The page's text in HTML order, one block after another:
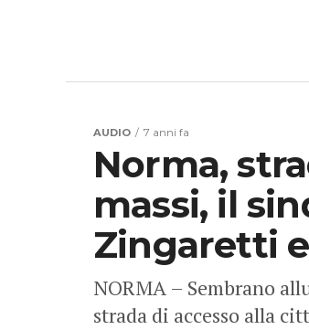
AUDIO 7 anni fa
Norma,
massi, il
Zingaretti
NORMA – Sembrano
strada di accesso alla